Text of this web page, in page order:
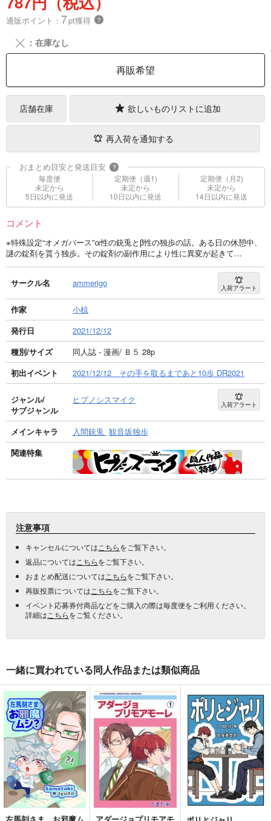
通販ポイント： 7pt獲得 ？
╳ ：在庫なし
再販希望
店舗在庫 欲しいものリストに追加
再入荷を通知する
おまとめ目安と発送目安 ?
毎度便
未定から
5日以内に発送
定期便（週1)
未定から
10日以内に発送
定期便（月2)
未定から
14日以内に発送
コメント
※特殊設定“オメガバース”α性の銃兎とβ性の独歩の話。ある日の休憩中、
謎の錠剤を貰う独歩。その錠剤の副作用により性に異変が起きて…
サークル名 ammerigo 入荷アラート
作家
小椋
発行日
2021/12/12
種別/サイズ
同人誌 - 漫画/ Ｂ５ 28p
初出イベント
2021/12/12 その手を取るまであと10歩 DR2021
ジャンル/
サブジャンル
ヒプノシスマイク 入荷アラート
メインキャラ 入間銃兎 観音坂独歩
関連特集
注意事項
キャンセルについては こちらをご覧下さい。
返品については こちらをご覧下さい。
おまとめ配送については こちらをご覧下さい。
再販投票については こちらをご覧下さい。
イベント応募券付商品などをご購入の際は毎度便をご利用ください。
詳細は こちらをご覧ください。
一緒に買われている同人作品または類似商品